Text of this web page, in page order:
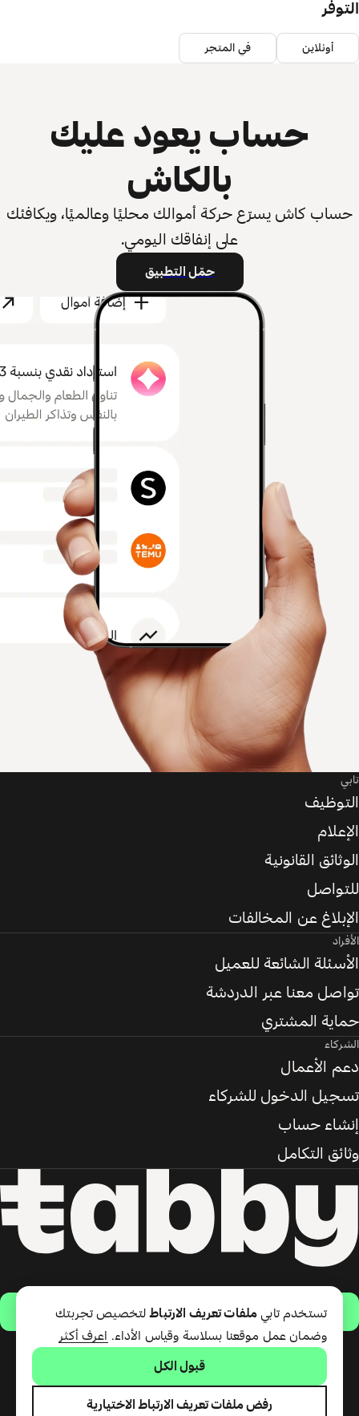
التوفر
أونلاين في المتجر
حساب يعود عليك
بالكاش
حساب كاش يسرّع حركة أموالك محليًا وعالميًا، ويكافئك
على إنفاقك اليومي.
حمّل التطبيق
حمّل التطبيق
تقدّم شركة تابي ذ.م.م خدمة الدفع
ذ.م.م المرخصة من مصرف الإمارات
تابي
التوظيف
الإعلام
الوثائق القانونية
للتواصل
الإبلاغ عن المخالفات
الأفراد
الأسئلة الشائعة للعميل
تواصل معنا عبر الدردشة
حماية المشتري
الشركاء
دعم الأعمال
تسجيل الدخول للشركاء
إنشاء حساب
وثائق التكامل
تستخدم تابي ملفات تعريف الارتباطلتخصيص تجربتك
وضمان عمل موقعنا بسلاسة وقياس الأداء.
اعرف أكثر
قبول الكل
رفض ملفات تعريف الارتباط الاختيارية